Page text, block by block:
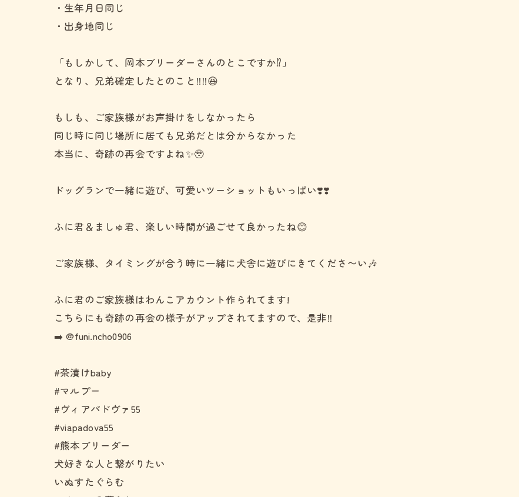
・生年月日同じ
・出身地同じ
「もしかして、岡本ブリーダーさんのとこですか⁉️」
となり、兄弟確定したとのこと‼️‼️😆
もしも、ご家族様がお声掛けをしなかったら
同じ時に同じ場所に居ても兄弟だとは分からなかった
本当に、奇跡の再会ですよね✨🥹
ドッグランで一緒に遊び、可愛いツーショットもいっぱい❣️❣️
ふに君＆ましゅ君、楽しい時間が過ごせて良かったね😊
ご家族様、タイミングが合う時に一緒に犬舎に遊びにきてくださ〜い🎶
ふに君のご家族様はわんこアカウント作られてます!
こちらにも奇跡の再会の様子がアップされてますので、是非‼️
➡️ @funi.ncho0906
#茶漬けbaby
#マルプー
#ヴィアパドヴァ55
#viapadova55
#熊本ブリーダー
犬好きな人と繋がりたい
いぬすたぐらむ